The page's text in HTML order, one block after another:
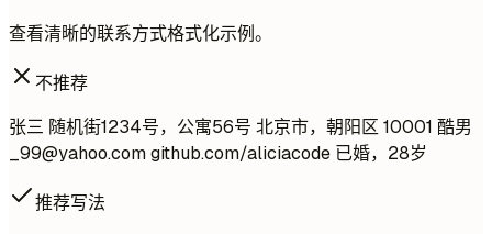
查看清晰的联系方式格式化示例。
不推荐
张三 随机街1234号，公寓56号 北京市，朝阳区 10001 酷男
_99@yahoo.comgithub.com/aliciacode 已婚，28岁
推荐写法